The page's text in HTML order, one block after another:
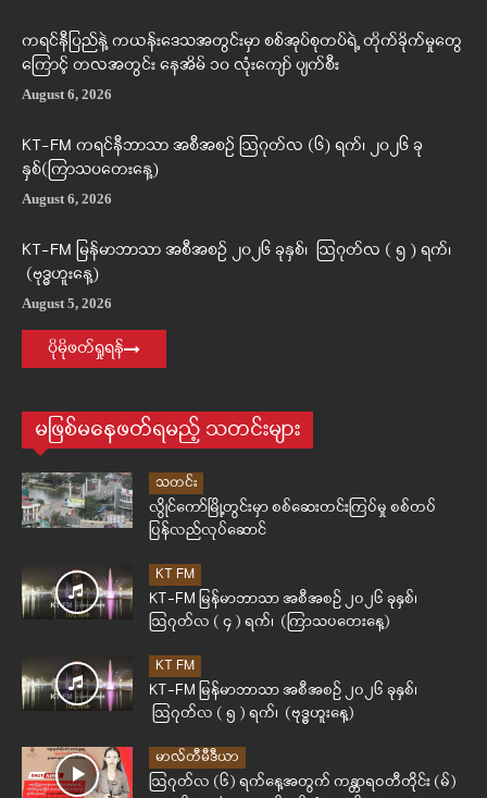
ကရင်နီပြည်နဲ့ ကယန်းဒေသအတွင်းမှာ စစ်အုပ်စုတပ်ရဲ့ တိုက်ခိုက်မှုတွေ
ကြောင့် တလအတွင်း နေအိမ် ၁၀ လုံးကျော် ပျက်စီး
August 6, 2026
KT-FM ကရင်နီဘာသာ အစီအစဉ် ဩဂုတ်လ (၆) ရက်၊ ၂၀၂၆ ခု
နှစ်(ကြာသပတေးနေ့)
August 6, 2026
KT-FM မြန်မာဘာသာ အစီအစဉ် ၂၀၂၆ ခုနှစ်၊ ဩဂုတ်လ ( ၅ ) ရက်၊
(ဗုဒ္ဓဟူးနေ့)
August 5, 2026
ပိုမိုဖတ်ရှုရန်
မဖြစ်မနေဖတ်ရမည့် သတင်းများ
သတင်း
လွိုင်ကော်မြို့တွင်းမှာ စစ်ဆေးတင်းကြပ်မှု စစ်တပ်
ပြန်လည်လုပ်ဆောင်
KT FM
KT-FM မြန်မာဘာသာ အစီအစဉ် ၂၀၂၆ ခုနှစ်၊
ဩဂုတ်လ ( ၄ ) ရက်၊ (ကြာသပတေးနေ့)
KT FM
KT-FM မြန်မာဘာသာ အစီအစဉ် ၂၀၂၆ ခုနှစ်၊
ဩဂုတ်လ ( ၅ ) ရက်၊ (ဗုဒ္ဓဟူးနေ့)
မာလ်တီမီဒီယာ
ဩဂုတ်လ (၆) ရက်နေ့အတွက် ကန္တာရဝတီတိုင်း (မ်)